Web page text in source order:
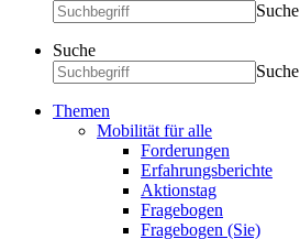
Suche
Suche
Suche
Themen
Mobilität für alle
Forderungen
Erfahrungsberichte
Aktionstag
Fragebogen
Fragebogen (Sie)